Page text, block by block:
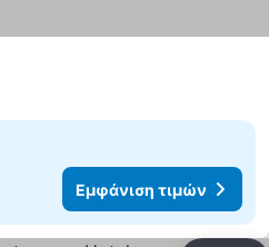
Εμφάνιση τιμών